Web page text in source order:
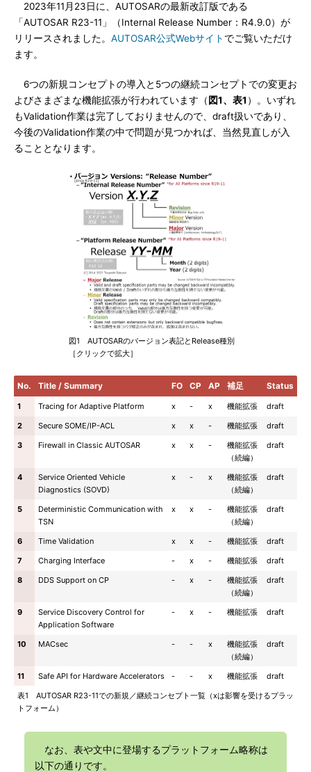
2023年11月23日に、AUTOSARの最新改訂版である
「AUTOSAR R23-11」（Internal Release Number：R4.9.0）が
リリースされました。 AUTOSAR公式Webサイト でご覧いただけ
ます。
6つの新規コンセプトの導入と5つの継続コンセプトでの変更お
よびさまざまな機能拡張が行われています（ 図1、表1 ）。いずれ
もValidation作業は完了しておりませんので、draft扱いであり、
今後のValidation作業の中で問題が見つかれば、当然見直しが入
ることとなります。
図1 AUTOSARのバージョン表記とRelease種別
［クリックで拡大］
No. Title / Summary FO CP AP 補足 Status
1 Tracing for Adaptive Platform x - x 機能拡張
draft
2
Secure SOME/IP-ACL x x - 機能拡張
draft
3
Firewall in Classic AUTOSAR x x -
機能拡張
（続編）
draft
4
Service Oriented Vehicle
Diagnostics (SOVD)
x - x
機能拡張
（続編）
draft
5
Deterministic Communication with
TSN
x x -
機能拡張
（続編）
draft
6 Time Validation x x - 機能拡張
draft
7
Charging Interface - x - 機能拡張
draft
8
DDS Support on CP - x -
機能拡張
（続編）
draft
9
Service Discovery Control for
Application Software
- x - 機能拡張 draft
10 MACsec - - x
機能拡張
（続編）
draft
11 Safe API for Hardware Accelerators - - x 機能拡張
draft
表1 AUTOSAR R23-11での新規／継続コンセプト一覧（xは影響を受けるプラッ
トフォーム）
なお、表や文中に登場するプラットフォーム略称は
以下の通りです。